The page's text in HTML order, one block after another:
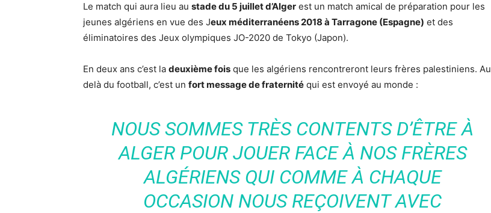
Le match qui aura lieu au stade du 5 juillet d’Alger est un match amical de préparation pour les
jeunes algériens en vue des Jeux méditerranéens 2018 à Tarragone (Espagne) et des
éliminatoires des Jeux olympiques JO-2020 de Tokyo (Japon).
En deux ans c’est la deuxième fois que les algériens rencontreront leurs frères palestiniens. Au
delà du football, c’est un fort message de fraternité qui est envoyé au monde :
NOUS SOMMES TRÈS CONTENTS D’ÊTRE À
ALGER POUR JOUER FACE À NOS FRÈRES
ALGÉRIENS QUI COMME À CHAQUE
OCCASION NOUS REÇOIVENT AVEC